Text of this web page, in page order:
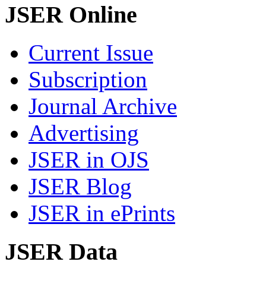
JSER Online
Current Issue
Subscription
Journal Archive
Advertising
JSER in OJS
JSER Blog
JSER in ePrints
JSER Data